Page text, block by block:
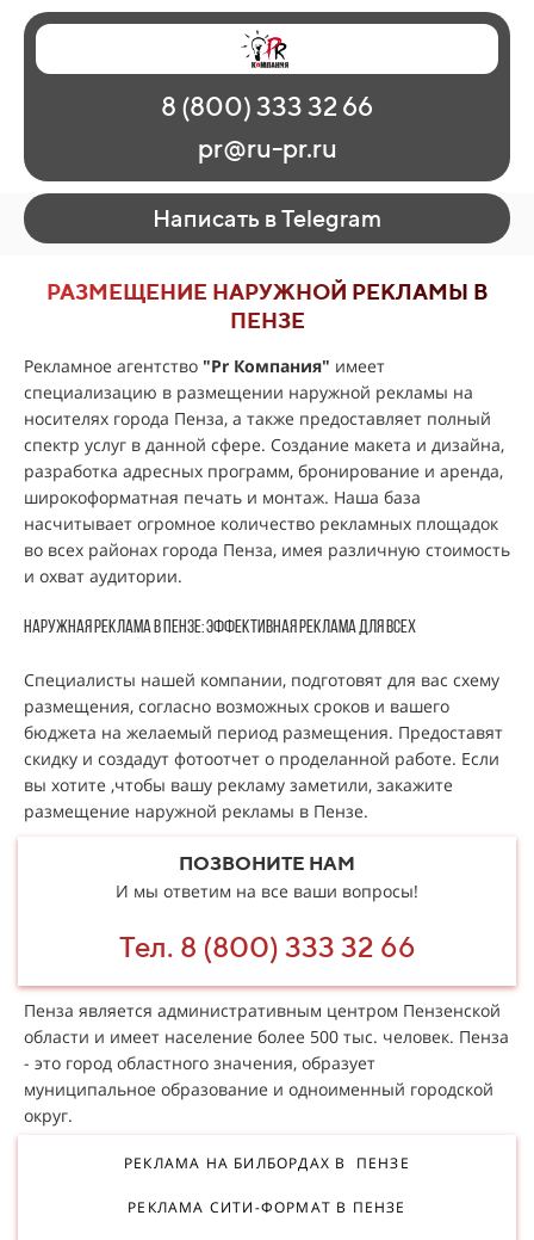
Главная
Наши работы
О рекламе
Регионы
Контакты
8 (800) 333 32 66
pr@ru-pr.ru
Написать в Telegram
РАЗМЕЩЕНИЕ НАРУЖНОЙ РЕКЛАМЫ В
ПЕНЗЕ
Рекламное агентство "Pr Компания" имеет
специализацию в размещении наружной рекламы на
носителях города Пенза, а также предоставляет полный
спектр услуг в данной сфере. Создание макета и дизайна,
разработка адресных программ, бронирование и аренда,
широкоформатная печать и монтаж. Наша база
насчитывает огромное количество рекламных площадок
во всех районах города Пенза, имея различную стоимость
и охват аудитории.
Наружная реклама в Пензе: эффективная реклама для всех
Специалисты нашей компании, подготовят для вас схему
размещения, согласно возможных сроков и вашего
бюджета на желаемый период размещения. Предоставят
скидку и создадут фотоотчет о проделанной работе. Если
вы хотите ,чтобы вашу рекламу заметили, закажите
размещение наружной рекламы в Пензе.
ПОЗВОНИТЕ НАМ
И мы ответим на все ваши вопросы!
Тел. 8 (800) 333 32 66
Пенза является административным центром Пензенской
области и имеет население более 500 тыс. человек. Пенза
- это город областного значения, образует
муниципальное образование и одноименный городской
округ.
РЕКЛАМА НА БИЛБОРДАХ В ПЕНЗЕ
РЕКЛАМА СИТИ-ФОРМАТ В ПЕНЗЕ